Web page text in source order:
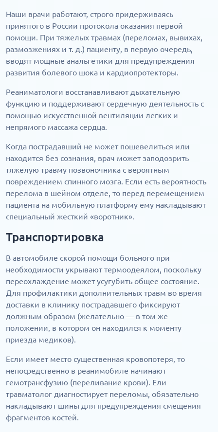
Наши врачи работают, строго придерживаясь
принятого в России протокола оказания первой
помощи. При тяжелых травмах (переломах, вывихах,
размозжениях и т. д.) пациенту, в первую очередь,
вводят мощные анальгетики для предупреждения
развития болевого шока и кардиопротекторы.
Реаниматологи восстанавливают дыхательную
функцию и поддерживают сердечную деятельность с
помощью искусственной вентиляции легких и
непрямого массажа сердца.
Когда пострадавший не может пошевелиться или
находится без сознания, врач может заподозрить
тяжелую травму позвоночника с вероятным
повреждением спинного мозга. Если есть вероятность
перелома в шейном отделе, то перед перемещением
пациента на мобильную платформу ему накладывают
специальный жесткий «воротник».
Транспортировка
В автомобиле скорой помощи больного при
необходимости укрывают термоодеялом, поскольку
переохлаждение может усугубить общее состояние.
Для профилактики дополнительных травм во время
доставки в клинику пострадавшего фиксируют
должным образом (желательно — в том же
положении, в котором он находился к моменту
приезда медиков).
Если имеет место существенная кровопотеря, то
непосредственно в реанимобиле начинают
гемотрансфузию (переливание крови). Ели
травматолог диагностирует переломы, обязательно
накладывают шины для предупреждения смещения
фрагментов костей.